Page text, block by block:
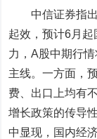
中信证券指
起效，预计6月
力，A股中期行
主线。一方面，
费、出口上均有
增长政策的传导
中显现，国内经